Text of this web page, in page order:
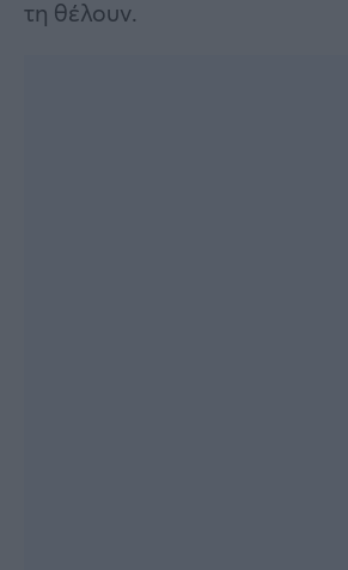
τη θέλουν.